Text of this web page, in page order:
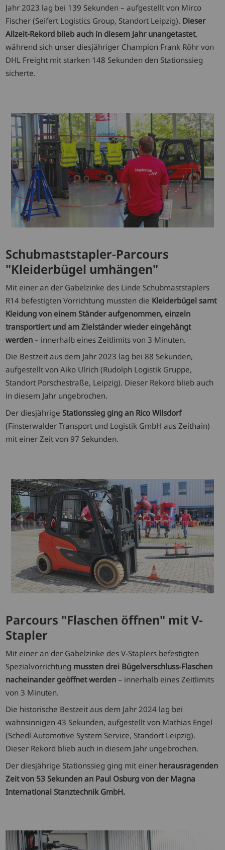
Jahr 2023 lag bei 139 Sekunden – aufgestellt von Mirco
Fischer (Seifert Logistics Group, Standort Leipzig). Dieser
Allzeit-Rekord blieb auch in diesem Jahr unangetastet,
während sich unser diesjähriger Champion Frank Röhr von
DHL Freight mit starken 148 Sekunden den Stationssieg
sicherte.
Schubmaststapler-Parcours
"Kleiderbügel umhängen"
Mit einer an der Gabelzinke des Linde Schubmaststaplers
R14 befestigten Vorrichtung mussten die Kleiderbügel samt
Kleidung von einem Ständer aufgenommen, einzeln
transportiert und am Zielständer wieder eingehängt
werden– innerhalb eines Zeitlimits von 3 Minuten.
Die Bestzeit aus dem Jahr 2023 lag bei 88 Sekunden,
aufgestellt von Aiko Ulrich (Rudolph Logistik Gruppe,
Standort Porschestraße, Leipzig). Dieser Rekord blieb auch
in diesem Jahr ungebrochen.
Der diesjährigeStationssieg ging an Rico Wilsdorf
(Finsterwalder Transport und Logistik GmbH aus Zeithain)
mit einer Zeit von 97 Sekunden.
Parcours "Flaschen öffnen" mit V-
Stapler
Mit einer an der Gabelzinke des V-Staplers befestigten
Spezialvorrichtung mussten drei Bügelverschluss-Flaschen
nacheinander geöffnet werden – innerhalb eines Zeitlimits
von 3 Minuten.
Die historische Bestzeit aus dem Jahr 2024 lag bei
wahnsinnigen 43 Sekunden, aufgestellt von Mathias Engel
(Schedl Automotive System Service, Standort Leipzig).
Dieser Rekord blieb auch in diesem Jahr ungebrochen.
Der diesjährige Stationssieg ging mit einer herausragenden
Zeit von 53 Sekunden an Paul Osburg von der Magna
International Stanztechnik GmbH.